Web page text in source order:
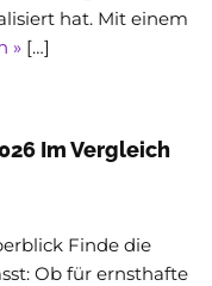
hat. Mit einem
» […]
Im Vergleich
Finde die
Ob für ernsthafte